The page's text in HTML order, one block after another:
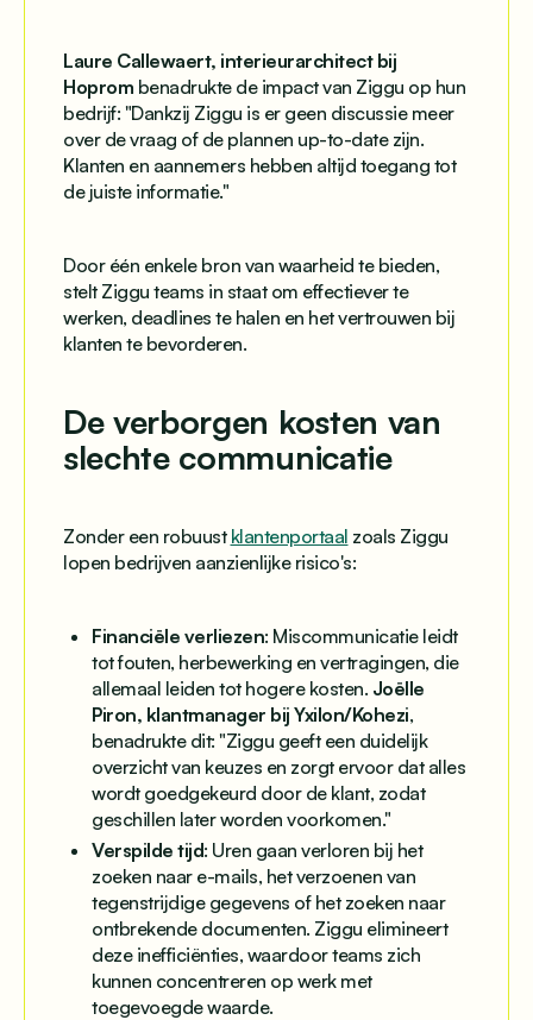
Laure Callewaert, interieurarchitect bij
Hoprom benadrukte de impact van Ziggu op hun
bedrijf: "Dankzij Ziggu is er geen discussie meer
over de vraag of de plannen up-to-date zijn.
Klanten en aannemers hebben altijd toegang tot
de juiste informatie."
Door één enkele bron van waarheid te bieden,
stelt Ziggu teams in staat om effectiever te
werken, deadlines te halen en het vertrouwen bij
klanten te bevorderen.
De verborgen kosten van
slechte communicatie
Zonder een robuust klantenportaal zoals Ziggu
lopen bedrijven aanzienlijke risico's:
Financiële verliezen: Miscommunicatie leidt
tot fouten, herbewerking en vertragingen, die
allemaal leiden tot hogere kosten. Joëlle
Piron, klantmanager bij Yxilon/Kohezi,
benadrukte dit: "Ziggu geeft een duidelijk
overzicht van keuzes en zorgt ervoor dat alles
wordt goedgekeurd door de klant, zodat
geschillen later worden voorkomen."
Verspilde tijd: Uren gaan verloren bij het
zoeken naar e-mails, het verzoenen van
tegenstrijdige gegevens of het zoeken naar
ontbrekende documenten. Ziggu elimineert
deze inefficiënties, waardoor teams zich
kunnen concentreren op werk met
toegevoegde waarde.